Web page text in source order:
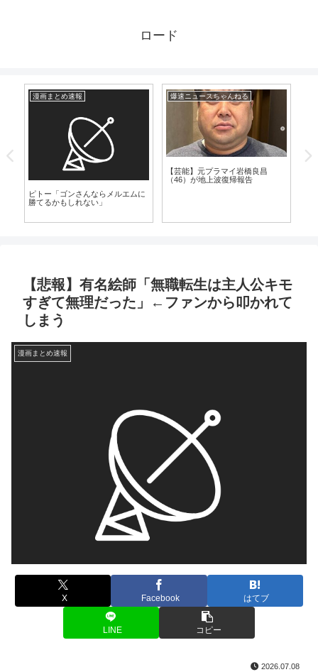
ロード
漫画まとめ速報
ピトー「ゴンさんならメルエムに
勝てるかもしれない」
爆速ニュースちゃんねる
【芸能】元プラマイ岩橋良昌
（46）が地上波復帰報告
【悲報】有名絵師「無職転生は主人公キモ
すぎて無理だった」←ファンから叩かれて
しまう
漫画まとめ速報
X Facebook はてブ
LINE コピー
2026.07.08